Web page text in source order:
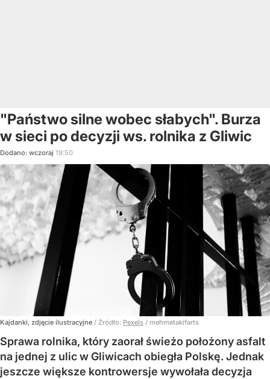
"Państwo silne wobec słabych". Burza
w sieci po decyzji ws. rolnika z Gliwic
Dodano: wczoraj 19:50
Kajdanki, zdjęcie ilustracyjne / Źródło: Pexels / mehmetakifarts
Sprawa rolnika, który zaorał świeżo położony asfalt
na jednej z ulic w Gliwicach obiegła Polskę. Jednak
jeszcze większe kontrowersje wywołała decyzja